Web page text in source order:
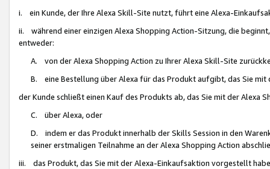
i. ein Kunde, der Ihre Alexa Skill-Site nutzt, führt eine Alexa-
ii. während einer einzigen Alexa Shopping Action-Sitzung, die
entweder:
A. von der Alexa Shopping Action zu Ihrer Alexa Skill-Site
B. eine Bestellung über Alexa für das Produkt aufgibt, das Sie mit
der Kunde schließt einen Kauf des Produkts ab, das Sie mit der Alexa
C. über Alexa, oder
D. indem er das Produkt innerhalb der Skills Session in den
seiner erstmaligen Teilnahme an der Alexa Shopping Action
iii. das Produkt, das Sie mit der Alexa-Einkaufsaktion vorgestellt